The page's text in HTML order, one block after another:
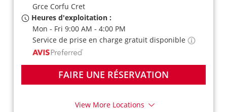
Grce Corfu Cret
Heures d'exploitation :
Mon - Fri 9:00 AM - 4:00 PM
Service de prise en charge gratuit disponible
FAIRE UNE RÉSERVATION
View More Locations